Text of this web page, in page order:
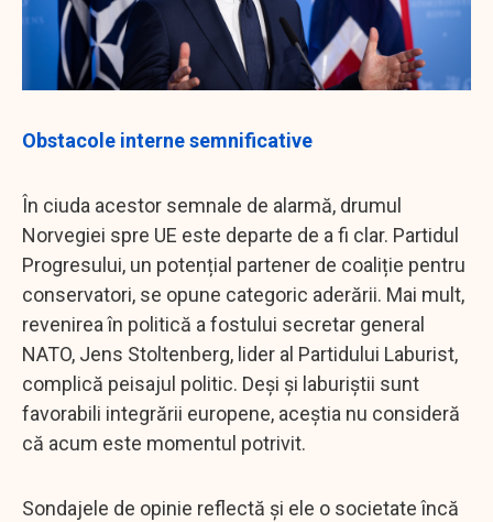
Obstacole interne semnificative
În ciuda acestor semnale de alarmă, drumul
Norvegiei spre UE este departe de a fi clar. Partidul
Progresului, un potențial partener de coaliție pentru
conservatori, se opune categoric aderării. Mai mult,
revenirea în politică a fostului secretar general
NATO, Jens Stoltenberg, lider al Partidului Laburist,
complică peisajul politic. Deși și laburiștii sunt
favorabili integrării europene, aceștia nu consideră
că acum este momentul potrivit.
Sondajele de opinie reflectă și ele o societate încă